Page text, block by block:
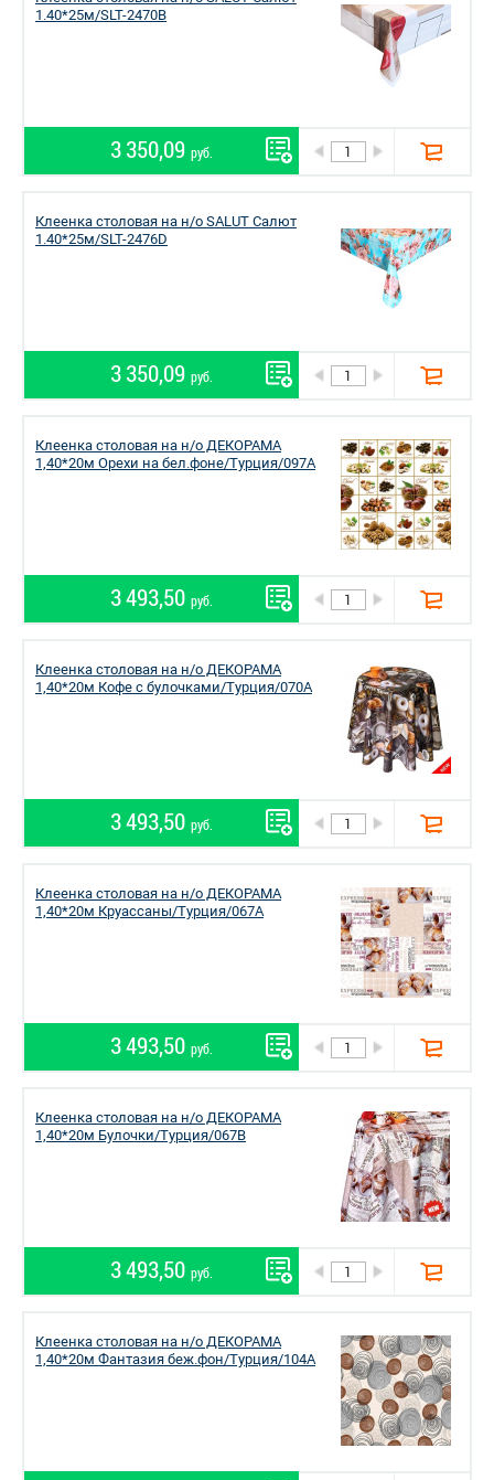
1.40*25м/SLT-2470B
3 350,09 руб.
Клеенка столовая на н/о SALUT Салют
1.40*25м/SLT-2476D
3 350,09 руб.
Клеенка столовая на н/о ДЕКОРАМА
1,40*20м Орехи на бел.фоне/Турция/097A
3 493,50 руб.
Клеенка столовая на н/о ДЕКОРАМА
1,40*20м Кофе с булочками/Турция/070A
3 493,50 руб.
Клеенка столовая на н/о ДЕКОРАМА
1,40*20м Круассаны/Турция/067A
3 493,50 руб.
Клеенка столовая на н/о ДЕКОРАМА
1,40*20м Булочки/Турция/067B
3 493,50 руб.
Клеенка столовая на н/о ДЕКОРАМА
1,40*20м Фантазия беж.фон/Турция/104A